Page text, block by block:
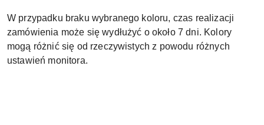
W przypadku braku wybranego koloru, czas realizacji
zamówienia może się wydłużyć o około 7 dni. Kolory
mogą różnić się od rzeczywistych z powodu różnych
ustawień monitora.